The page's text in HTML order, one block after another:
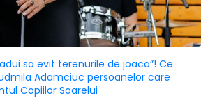
sa evit terenurile de joaca”! Ce
Adamciuc persoanelor care
Copiilor Soarelui